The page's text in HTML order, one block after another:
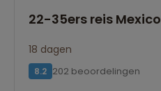
22-35ers reis Mexico
18 dagen
8.2 202 beoordelingen